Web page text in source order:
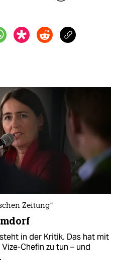
Zeitung“
in der Kritik. Das hat mit
Chefin zu tun – und